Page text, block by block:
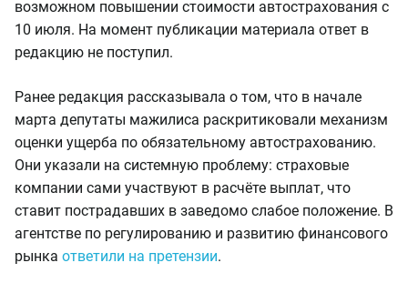
возможном повышении стоимости автострахования с
10 июля. На момент публикации материала ответ в
редакцию не поступил.
Ранее редакция рассказывала о том, что в начале
марта депутаты мажилиса раскритиковали механизм
оценки ущерба по обязательному автострахованию.
Они указали на системную проблему: страховые
компании сами участвуют в расчёте выплат, что
ставит пострадавших в заведомо слабое положение. В
агентстве по регулированию и развитию финансового
рынка ответили на претензии.